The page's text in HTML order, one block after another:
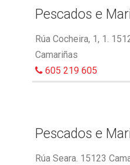
Pescados e
Rúa Cocheira, 1, 1.
Camariñas
605 219 605
Pescados e
Rúa Seara. 15123